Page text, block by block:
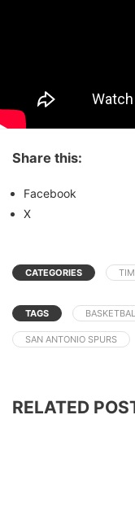
Share this:
Facebook
X
CATEGORIES
TAGS
SAN ANTONIO SPURS
RELATED